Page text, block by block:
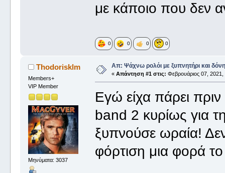
με κάποιο που δεν
0 0 0 0
Thodorisklm
Members+
VIP Member
Μηνύματα: 3037
Απ: Ψάχνω ρολόι με ξυπνητήρι και
« Απάντηση #1 στις: Φεβρουάριος 07,
Εγώ είχα πάρει
band 2 κυρίως για
ξυπνούσε ωραία!
φόρτιση μια φορά